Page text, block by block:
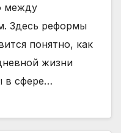
между
Здесь реформы
понятно, как
жизни
в сфере…